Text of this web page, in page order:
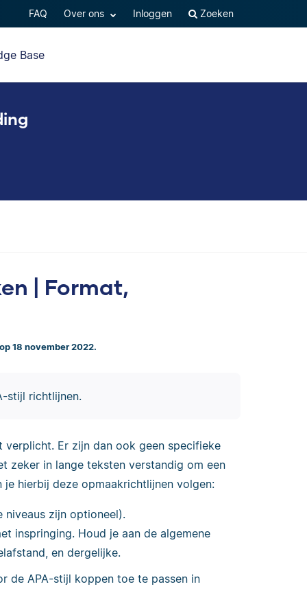
FAQ Over ons Inloggen Zoeken
Base
| Format,
18 november 2022.
stijl richtlijnen.
verplicht. Er zijn dan ook geen specifieke
zeker in lange teksten verstandig om een
hierbij deze opmaakrichtlijnen volgen:
niveaus zijn optioneel).
inspringing. Houd je aan de algemene
en dergelijke.
de APA-stijl koppen toe te passen in